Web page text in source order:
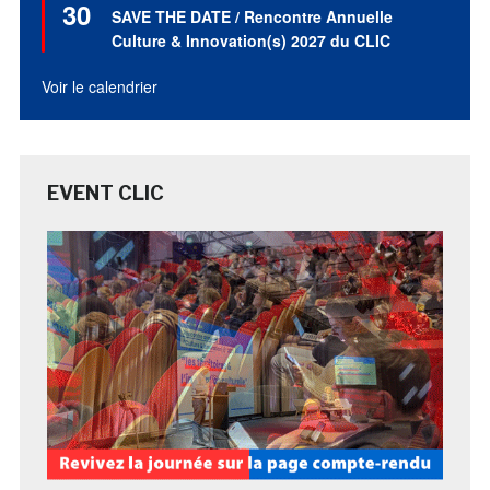
30
en
avant
SAVE THE DATE / Rencontre Annuelle
Culture & Innovation(s) 2027 du CLIC
Voir le calendrier
EVENT CLIC